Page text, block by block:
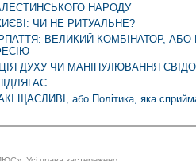
НАРОДУ
ЧИ НЕ РИТУАЛЬНЕ?
ВЕЛИКИЙ КОМБІНАТОР, АБО
ДУХУ ЧИ МАНІПУЛЮВАННЯ
ЩАСЛИВІ, або Політика, яка